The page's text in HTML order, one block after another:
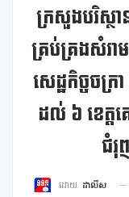
ក្រសួងបរិស្ថ
គ្រប់គ្រងសំរា
សេដ្ឋកិច្ចចក្
ដល់ ៦ ខេត្ត
ជំរុ
ដោយ ដាលីស